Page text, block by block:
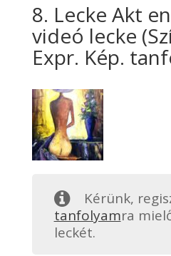
8. Lecke Akt
videó lecke
Expr. Kép.
Kérünk,
tanfolyamra
leckét.